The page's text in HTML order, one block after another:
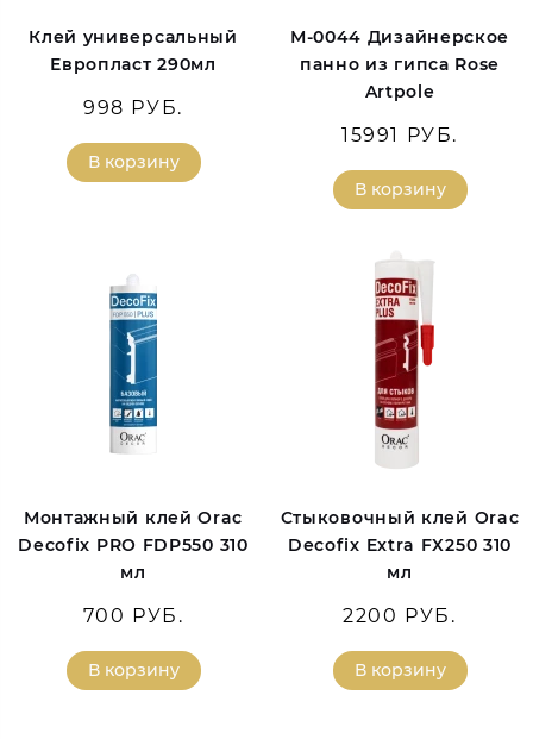
Клей универсальный
Европласт 290мл
998 РУБ.
В корзину
М-0044 Дизайнерское
панно из гипса Rose
Artpole
15991 РУБ.
В корзину
Монтажный клей Orac
Decofix PRO FDP550 310
мл
700 РУБ.
В корзину
Стыковочный клей Orac
Decofix Extra FX250 310
мл
2200 РУБ.
В корзину